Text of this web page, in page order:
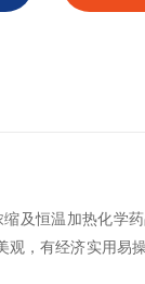
及恒温加热化学
，有经济实用易